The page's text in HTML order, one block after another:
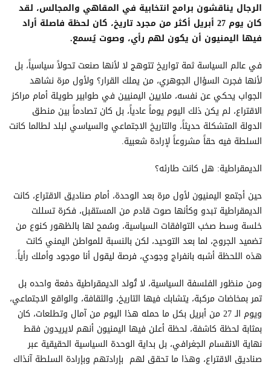
الرجال يناقشون برامج انتخابية في المقاهي والمجالس، لقد
كان يوم 27 أبريل أكثر من مجرد تاريخ، كان لحظة فاصلة أراد
فيها اليمنيون أن يكون لهم رأي، وصوت يُسمع.
في عالم السياسة ثمة تواريخ تتوهج لا لأنها صنعت تحولاً سياسياً، بل
لأنها فجرت السؤال الجوهري، من يملك القرار؟ ولأول مرة نشاهد
الجواب يحكي عن نفسه، ملايين اليمنيين في طوابير طويلة أمام مراكز
الاقتراع، لم يكن ذلك اليوم يوماً عادياً، بل كان تصادماً بين منطق
الدولة المتشكلة حديثاً، والتاريخ الاجتماعي والسياسي لبلد لطالما كانت
السلطة فيه حقاً مشروعاً لإرادة شعبية.
الديمقراطية: هل كانت طارئه؟
حين أجتمع اليمنيون لأول مرة بعد الوحدة، أمام صناديق الاقتراع، كانت
الديمقراطية تبدو وكأنها صوت قادم من المستقبل، فكرة تسللت
خلسة وسط صخب التوافقات السياسية، وسُمح لها بالظهور كنوع من
تضميد الجروح، لما بعد التوحيد، لكن بالنسبة للمواطن اليمني كانت
هذه اللحظة أشبه بانفراج وجودي، فرصة ليقول أنا موجود وأملك رأياً.
ومن منظور الفلسفة السياسية، لا تُولد الديمقراطية دفعة واحده بل
تمر بمخاضات مركبة، يتشابك فيها التاريخ، والثقافة، والواقع الاجتماعي،
ويوم الـ 27 من أبريل بكل ما حمله هذا اليوم من آمال وتطلعات، كان
بمثابة لحظة كاشفة، لحظة أعلن فيها اليمنيون أنهم لايريدون فقط
نهاية الانقسام الجغرافي، بل بداية الوحدة السياسية الحقيقية عبر
صناديق الاقتراع، وهذا ما تحقق لهم بإرادتهم وبإرادة السلطة آنذاك